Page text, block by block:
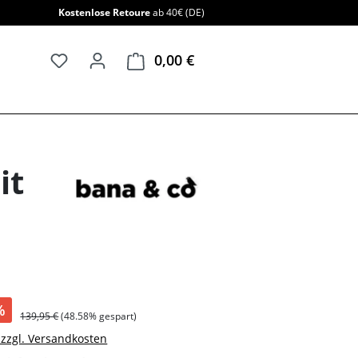
Kostenlose Retoureab 40€ (DE)
0,00 €Warenkorb enthält 0
139,95 €(48.58% gespart)
Versandkosten